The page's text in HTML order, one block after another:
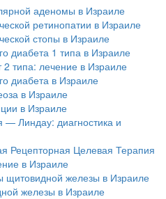
аденомы в Израиле
ретинопатии в Израиле
стопы в Израиле
диабета 1 типа в Израиле
типа: лечение в Израиле
диабета в Израиле
в Израиле
в Израиле
Линдау: диагностика и
Рецепторная Целевая Терапия
в Израиле
щитовидной железы в Израиле
железы в Израиле